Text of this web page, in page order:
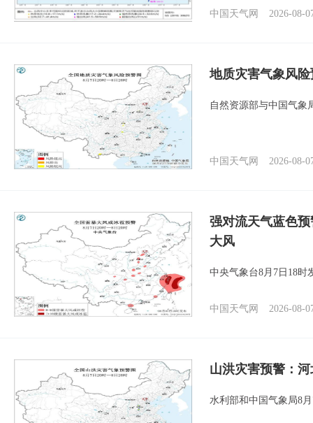
中国天气网 2026-08-
地质灾害气象风
自然资源部与中国气象
中国天气网 2026-08-
强对流天气蓝色
大风
中央气象台8月7日18时
中国天气网 2026-08-
山洪灾害预警：
水利部和中国气象局8